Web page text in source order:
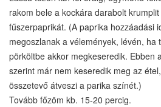
rakom bele a kockára darabolt
fűszerpaprikát. (A paprika hozzáadási
megoszlanak a vélemények, lévén, ha
pörköltbe akkor megkeseredik. Ebben
szerint már nem keseredik meg az
összetevő átveszi a parika színét.)
Tovább főzöm kb. 15-20 percig.